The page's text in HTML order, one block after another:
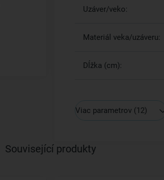
Uzáver/veko:
Materiál veka/uzáveru:
Dĺžka (cm):
Viac parametrov (12)
Související produkty